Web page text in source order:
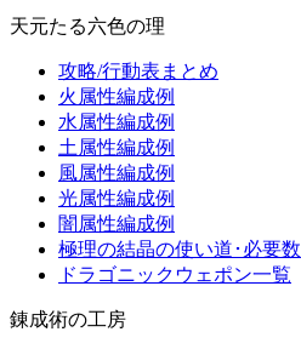
天元たる六色の理
攻略/行動表まとめ
火属性編成例
水属性編成例
土属性編成例
風属性編成例
光属性編成例
闇属性編成例
極理の結晶の使い道･必要数
ドラゴニックウェポン一覧
錬成術の工房